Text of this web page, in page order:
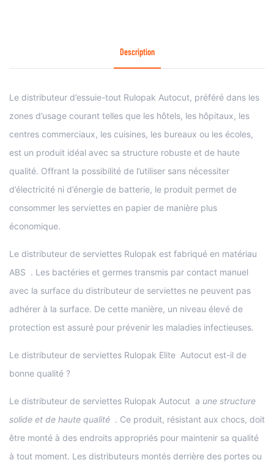
Description
Le distributeur d’essuie-tout Rulopak Autocut, préféré dans les
zones d’usage courant telles que les hôtels, les hôpitaux, les
centres commerciaux, les cuisines, les bureaux ou les écoles,
est un produit idéal avec sa structure robuste et de haute
qualité. Offrant la possibilité de l’utiliser sans nécessiter
d’électricité ni d’énergie de batterie, le produit permet de
consommer les serviettes en papier de manière plus
économique.
Le distributeur de serviettes Rulopak est fabriqué en matériau
ABS . Les bactéries et germes transmis par contact manuel
avec la surface du distributeur de serviettes ne peuvent pas
adhérer à la surface. De cette manière, un niveau élevé de
protection est assuré pour prévenir les maladies infectieuses.
Le distributeur de serviettes Rulopak Elite Autocut est-il de
bonne qualité ?
Le distributeur de serviettes Rulopak Autocut a une structure
solide et de haute qualité . Ce produit, résistant aux chocs, doit
être monté à des endroits appropriés pour maintenir sa qualité
à tout moment. Les distributeurs montés derrière des portes ou